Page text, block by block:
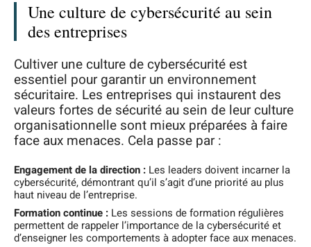
Une culture de cybersécurité au sein
des entreprises
Cultiver une culture de cybersécurité est
essentiel pour garantir un environnement
sécuritaire. Les entreprises qui instaurent des
valeurs fortes de sécurité au sein de leur culture
organisationnelle sont mieux préparées à faire
face aux menaces. Cela passe par :
Engagement de la direction : Les leaders doivent incarner la
cybersécurité, démontrant qu’il s’agit d’une priorité au plus
haut niveau de l’entreprise.
Formation continue : Les sessions de formation régulières
permettent de rappeler l’importance de la cybersécurité et
d’enseigner les comportements à adopter face aux menaces.